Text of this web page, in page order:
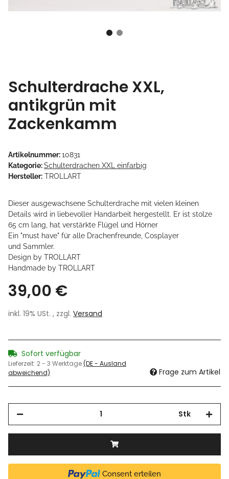
Schulterdrache XXL,
antikgrün mit
Zackenkamm
Artikelnummer:10831
Kategorie:Schulterdrachen XXL einfarbig
Hersteller: TROLLART
Dieser ausgewachsene Schulterdrache mit vielen kleinen
Details wird in liebevoller Handarbeit hergestellt. Er ist stolze
65 cm lang, hat verstärkte Flügel und Hörner
Ein "must have" für alle Drachenfreunde, Cosplayer
und Sammler.
Design by TROLLART
Handmade by TROLLART
39,00 €
inkl. 19% USt. , zzgl. Versand
Sofort verfügbar
Lieferzeit: 2 - 3 Werktage(DE - Ausland
abweichend)
Frage zum Artikel
Stk
Consent erteilen